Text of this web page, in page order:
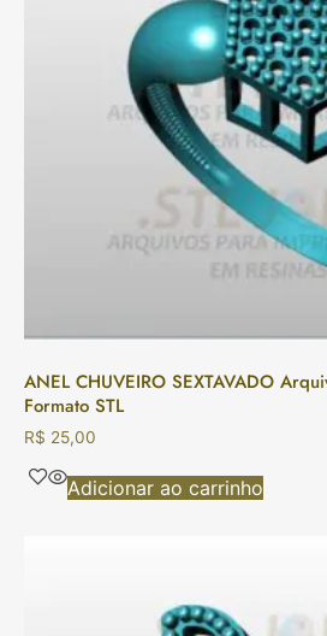
ANEL CHUVEIRO SEXTAVADO
Formato STL
R$ 25,00
Adicionar ao carrinho